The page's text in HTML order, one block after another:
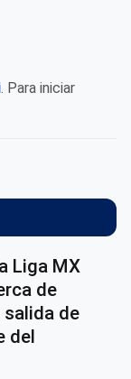
. Para iniciar
Liga MX
de
salida de
del